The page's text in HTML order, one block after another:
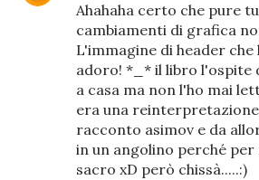
Ahahaha certo che pure
cambiamenti di grafica
L'immagine di header che
adoro! *_* il libro l'ospite
a casa ma non l'ho mai
era una
racconto asimov e da
in un angolino perché per
sacro xD però chissà.....:)